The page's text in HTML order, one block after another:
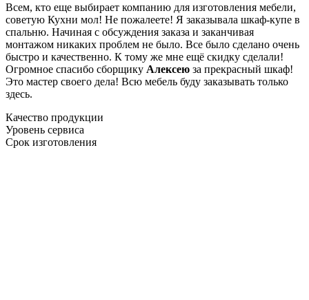
Всем, кто еще выбирает компанию для изготовления мебели,
советую Кухни мол! Не пожалеете! Я заказывала шкаф-купе в
спальню. Начиная с обсуждения заказа и заканчивая
монтажом никаких проблем не было. Все было сделано очень
быстро и качественно. К тому же мне ещё скидку сделали!
Огромное спасибо сборщику Алексею за прекрасный шкаф!
Это мастер своего дела! Всю мебель буду заказывать только
здесь.
Качество продукции
Уровень сервиса
Срок изготовления